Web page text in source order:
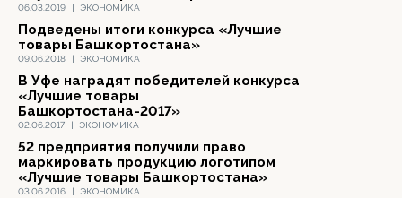
06.03.2019 | ЭКОНОМИКА
09.06.2018 | ЭКОНОМИКА
Подведены итоги конкурса «Лучшие
товары Башкортостана»
02.06.2017 | ЭКОНОМИКА
В Уфе наградят победителей конкурса
«Лучшие товары
Башкортостана-2017»
03.06.2016 | ЭКОНОМИКА
52 предприятия получили право
маркировать продукцию логотипом
«Лучшие товары Башкортостана»